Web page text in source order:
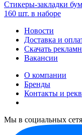
Стикеры-закладки
160 шт. в наборе
Новости
Доставка и
Скачать
Вакансии
О компании
Бренды
Контакты и
Мы в социальных